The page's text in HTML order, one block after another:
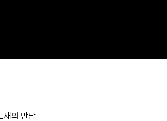
새의 만남